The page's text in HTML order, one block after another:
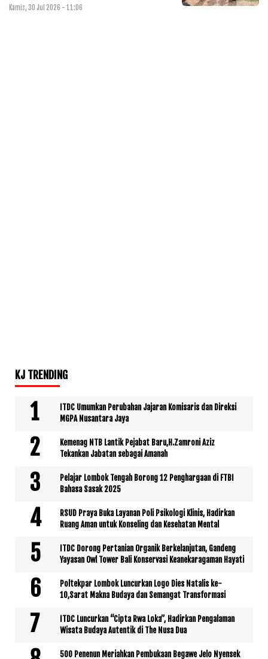
Kamis, 30 Jul 2026 - 11:06
KJ TRENDING
ITDC Umumkan Perubahan Jajaran Komisaris dan Direksi
MGPA Nusantara Jaya
Kemenag NTB Lantik Pejabat Baru,H.Zamroni Aziz
Tekankan Jabatan sebagai Amanah
Pelajar Lombok Tengah Borong 12 Penghargaan di FTBI
Bahasa Sasak 2025
RSUD Praya Buka Layanan Poli Psikologi Klinis, Hadirkan
Ruang Aman untuk Konseling dan Kesehatan Mental
ITDC Dorong Pertanian Organik Berkelanjutan, Gandeng
Yayasan Owl Tower Bali Konservasi Keanekaragaman Hayati
Poltekpar Lombok Luncurkan Logo Dies Natalis ke-
10,Sarat Makna Budaya dan Semangat Transformasi
ITDC Luncurkan “Cipta Rwa Loka”, Hadirkan Pengalaman
Wisata Budaya Autentik di The Nusa Dua
500 Penenun Meriahkan Pembukaan Begawe Jelo Nyensek